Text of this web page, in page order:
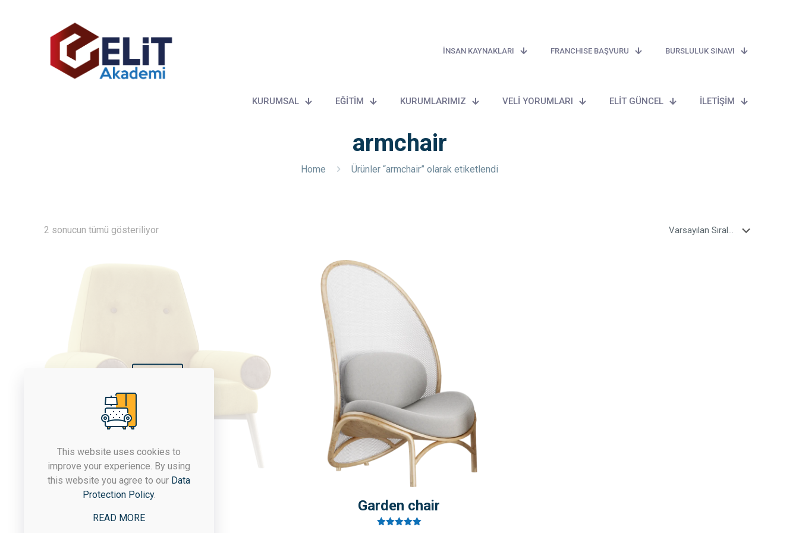
İNSAN KAYNAKLARI FRANCHISE BAŞVURU BURSLULUK SINAVI
KURUMSAL EĞİTİM KURUMLARIMIZ VELİ YORUMLARI ELİT GÜNCEL İLETİŞİM
armchair
Home Ürünler “armchair” olarak etiketlendi
2 sonucun tümü gösteriliyor
Fancy armchair Garden chair
This website uses cookies to
improve your experience. By using
this website you agree to our Data
Protection Policy.
READ MORE